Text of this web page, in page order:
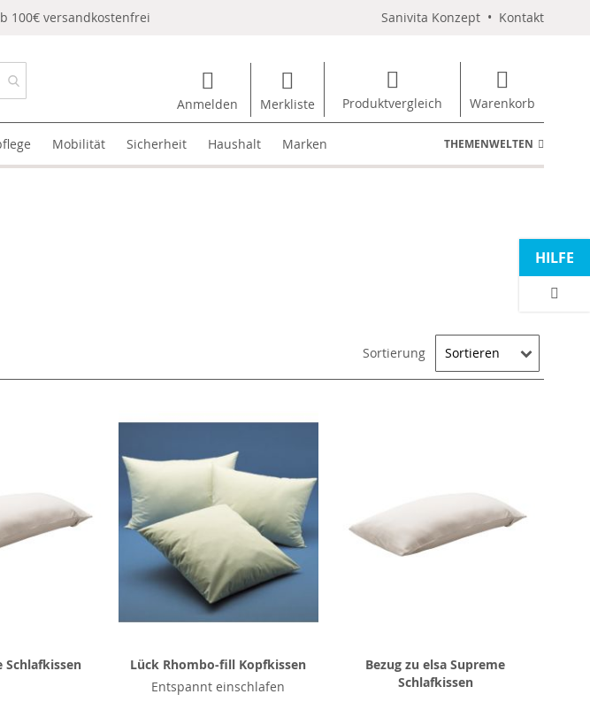
100€ versandkostenfrei Sanivita Konzept • Kontakt
Anmelden Merkliste Produktvergleich Warenkorb
Mobilität Sicherheit Haushalt Marken THEMENWELTEN
Sortierung
Schlafkissen
Lück Rhombo-fill Kopfkissen
Entspannt einschlafen
Bezug zu elsa Supreme
Schlafkissen
HILFE